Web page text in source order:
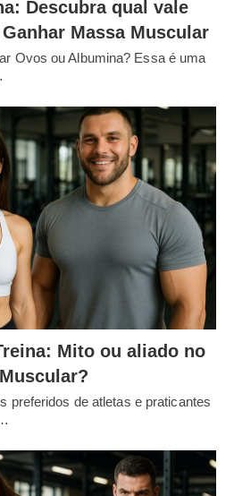
Descubra qual vale
Massa Muscular
Ovos ou Albumina? Essa é uma
Mito ou aliado no
preferidos de atletas e praticantes